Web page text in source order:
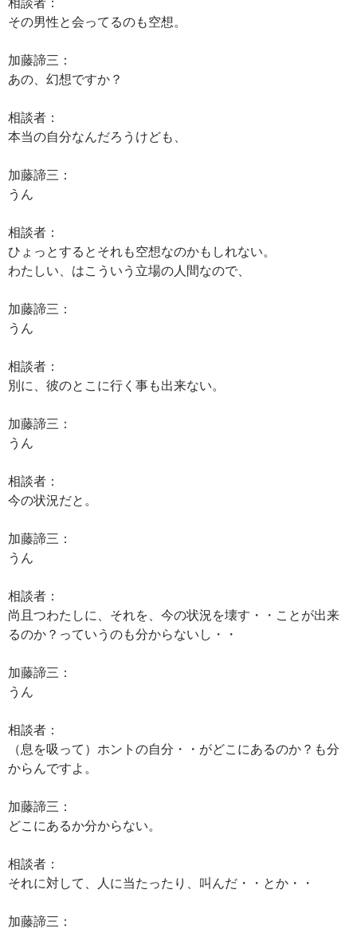
その男性と会ってるのも空想。
加藤諦三：
あの、幻想ですか？
相談者：
本当の自分なんだろうけども、
加藤諦三：
うん
相談者：
ひょっとするとそれも空想なのかもしれない。
わたしい、はこういう立場の人間なので、
加藤諦三：
うん
相談者：
別に、彼のとこに行く事も出来ない。
加藤諦三：
うん
相談者：
今の状況だと。
加藤諦三：
うん
相談者：
尚且つわたしに、それを、今の状況を壊す・・ことが出来
るのか？っていうのも分からないし・・
加藤諦三：
うん
相談者：
（息を吸って）ホントの自分・・がどこにあるのか？も分
からんですよ。
加藤諦三：
どこにあるか分からない。
相談者：
それに対して、人に当たったり、叫んだ・・とか・・
加藤諦三：